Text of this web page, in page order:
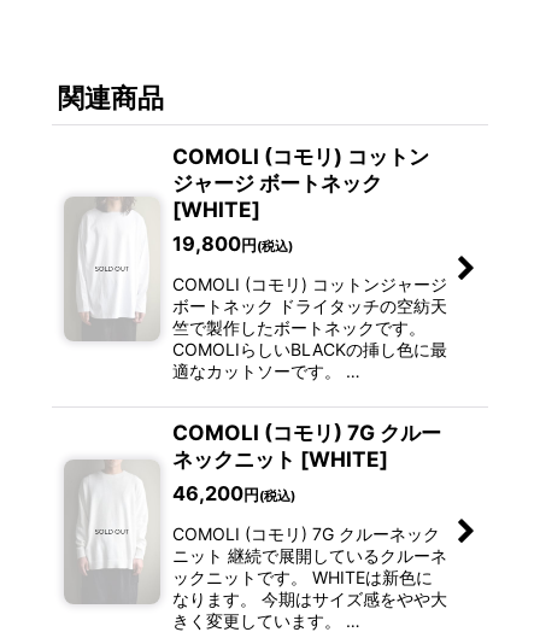
関連商品
COMOLI (コモリ) コットン
ジャージ ボートネック
[WHITE]
19,800円 (税込)
COMOLI (コモリ) コットンジャージ
ボートネック ドライタッチの空紡天
竺で製作したボートネックです。
COMOLIらしいBLACKの挿し色に最
適なカットソーです。 …
COMOLI (コモリ) 7G クルー
ネックニット [WHITE]
46,200円 (税込)
COMOLI (コモリ) 7G クルーネック
ニット 継続で展開しているクルーネ
ックニットです。 WHITEは新色に
なります。 今期はサイズ感をやや大
きく変更しています。 …